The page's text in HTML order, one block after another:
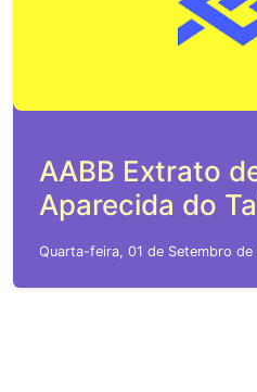
AABB Extrato
Aparecida do
Quarta-feira, 01 de Setembro